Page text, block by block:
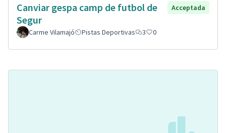
Canviar gespa camp de futbol de
Segur
Acceptada
Carme Vilamajó Pistas Deportivas 3 0